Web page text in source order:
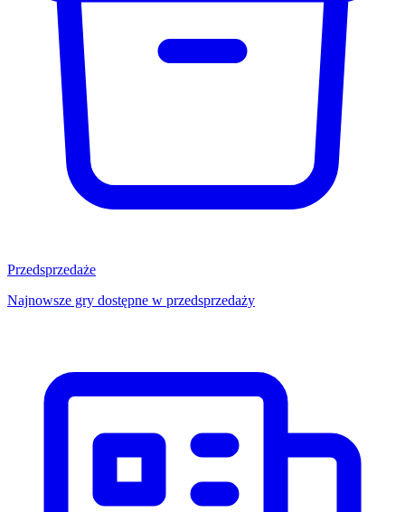
Przedsprzedaże
Najnowsze gry dostępne w przedsprzedaży